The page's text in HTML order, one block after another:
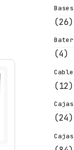
(26)
(4)
(12)
(24)